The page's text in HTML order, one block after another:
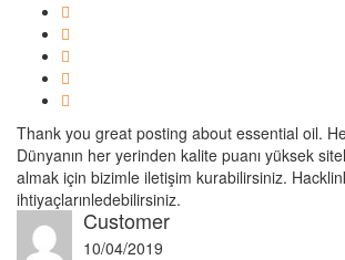
Thank you great posting about essential oil.
Dünyanın her yerinden kalite puanı yüksek
almak için bizimle iletişim kurabilirsiniz.
ihtiyaçlarınledebilirsiniz.
Customer
10/04/2019